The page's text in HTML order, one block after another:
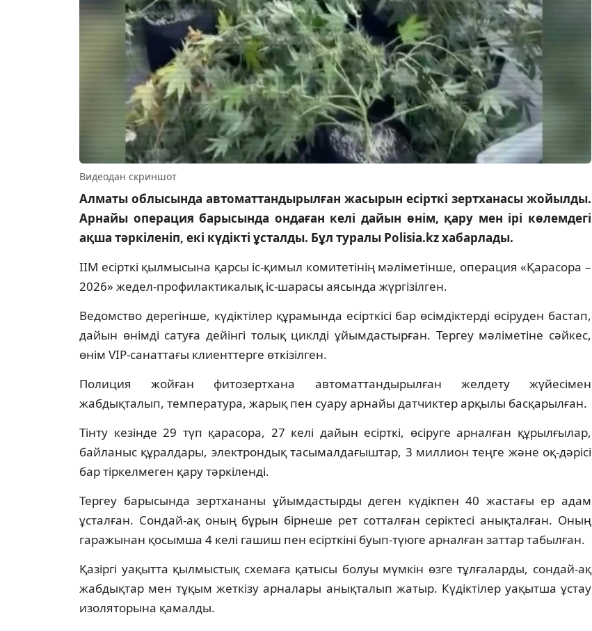
Видеодан скриншот
Алматы облысында автоматтандырылған жасырын есірткі зертханасы жойылды.
Арнайы операция барысында ондаған келі дайын өнім, қару мен ірі көлемдегі
ақша тәркіленіп, екі күдікті ұсталды. Бұл туралы Polisia.kz хабарлады.
ІІМ есірткі қылмысына қарсы іс-қимыл комитетінің мәліметінше, операция «Қарасора –
2026» жедел-профилактикалық іс-шарасы аясында жүргізілген.
Ведомство дерегінше, күдіктілер құрамында есірткісі бар өсімдіктерді өсіруден бастап,
дайын өнімді сатуға дейінгі толық циклді ұйымдастырған. Тергеу мәліметіне сәйкес,
өнім VIP-санаттағы клиенттерге өткізілген.
Полиция жойған фитозертхана автоматтандырылған желдету жүйесімен
жабдықталып, температура, жарық пен суару арнайы датчиктер арқылы басқарылған.
Тінту кезінде 29 түп қарасора, 27 келі дайын есірткі, өсіруге арналған құрылғылар,
байланыс құралдары, электрондық тасымалдағыштар, 3 миллион теңге және оқ-дәрісі
бар тіркелмеген қару тәркіленді.
Тергеу барысында зертхананы ұйымдастырды деген күдікпен 40 жастағы ер адам
ұсталған. Сондай-ақ оның бұрын бірнеше рет сотталған серіктесі анықталған. Оның
гаражынан қосымша 4 келі гашиш пен есірткіні буып-түюге арналған заттар табылған.
Қазіргі уақытта қылмыстық схемаға қатысы болуы мүмкін өзге тұлғаларды, сондай-ақ
жабдықтар мен тұқым жеткізу арналары анықталып жатыр. Күдіктілер уақытша ұстау
изоляторына қамалды.